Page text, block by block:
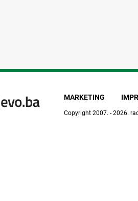
MARKETING
Copyright 2007. - 2026.